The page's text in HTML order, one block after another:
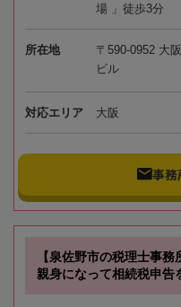
場 」徒歩3分
所在地
〒590-0952 大
ビル
対応エリア 大阪
事務
【泉佐野市の税理士事
親身になって相続税申告